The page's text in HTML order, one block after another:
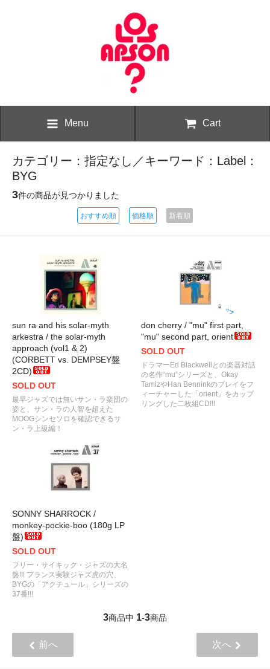
Menu Cart
カテゴリー：指定なし／キーワード：Label：
BYG
3件の商品が見つかりました
おすすめ順 価格順 新着順
sun ra and his solar-myth
arkestra / the solar-myth
approach (vol1 & 2)
(CORBETT vs. DEMPSEY盤
2CD)
SOLD OUT
最早ジャズでは無いサン・ラ楽団の
姿と、サン・ラの人智を超えた
MOOGシンセソロを確認できるサ
ン・ラ上級編！
">
don cherry / "mu" first part,
"mu" second part, orient
SOLD OUT
ドラマーEd Blackwellとの楽器対話
の名作“mu”シリーズと、Okay
TamizやHan Benninkのプレイをフ
ィーチャーした「orient」をカップ
リングした二枚組CD!!!
SONNY SHARROCK /
monkey-pockie-boo (180g LP
盤)
SOLD OUT
フリー・サイキック・ジャズの大名
盤!!! フランス実験ジャズ虎の穴、
BYGの「アクチュール」シリーズの
37番!!!
3商品中 1-3商品
前へ 次へ